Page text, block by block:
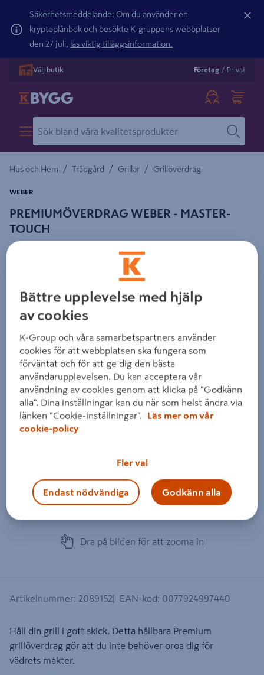
Säkerhetsmeddelande: Om du använder en
kryptoplånbok och besökte K-gruppens webbplatser
den 27 juli, läs viktig tilläggsinformation.
Välj butik Företag / Privat
Hus och Hem / Trädgård / Grillar / Grillöverdrag
PREMIUMÖVERDRAG WEBER - MASTER-
TOUCH
WEBER
Detaljerad beskrivning finns i produktbeskrivningsområdet
Föregående
Dra på bilden för att zooma in
Artikelnummer: 2089152 EAN-kod: 0077924997440
Håll din grill i gott skick. Detta hållbara Premium
grillöverdrag gör att du inte behöver oroa dig för
vädrets makter.
Bättre upplevelse med hjälp
av cookies
K-Group och våra samarbetspartners använder
cookies för att webbplatsen ska fungera som
förväntat och för att ge dig den bästa
användarupplevelsen. Du kan acceptera vår
användning av cookies genom att klicka på "Godkänn
alla". Dina inställningar kan du när som helst ändra via
länken "Cookie-inställningar".
Läs mer om vår
cookie-policy
Fler val
Endast nödvändiga Godkänn alla